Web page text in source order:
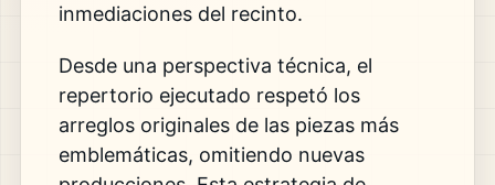
inmediaciones del recinto.
Desde una perspectiva técnica, el
repertorio ejecutado respetó los
arreglos originales de las piezas más
emblemáticas, omitiendo nuevas